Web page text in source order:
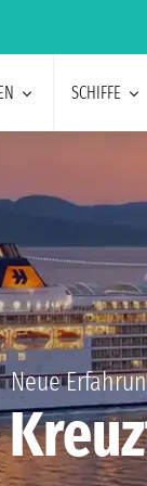
SCHIFFE
Neue